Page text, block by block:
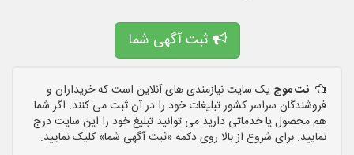
ثبت آگهی شما
نت موج یک سایت نیازمندی های آنلاین است که خریداران و
فروشندگان سراسر کشور تبلیغات خود را در آن ثبت می کنند. اگر شما
هم محصول یا خدماتی دارید می توانید تبلیغ خود را این سایت درج
نمایید. برای شروع از بالا روی دکمه «ثبت آگهی شما» کلیک نمایید.